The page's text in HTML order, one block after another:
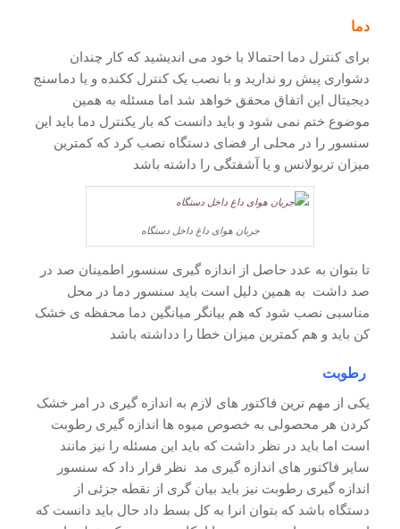
دما
برای کنترل دما احتمالا با خود می اندیشید که کار چندان
دشواری پیش رو ندارید و با نصب یک کنترل ککنده و یا دماسنج
دیجیتال این اتفاق محقق خواهد شد اما مسئله به همین
موضوع ختم نمی شود و باید دانست که بار یکنترل دما باید این
سنسور را در محلی ار فضای دستگاه نصب کرد که کمترین
میزان تربولانس و یا آشفتگی را داشته باشد
جریان هوای داغ داخل دستگاه
تا بتوان به عدد حاصل از اندازه گیری سنسور اطمینان صد در
صد داشت به همین دلیل است باید سنسور دما در محل
مناسبی نصب شود که هم بیانگر میانگین دما محفظه ی خشک
کن باید و هم کمترین میزان خطا را دداشته باشد
رطوبت
یکی از مهم ترین فاکتور های لازم به اندازه گیری در امر خشک
کردن هر محصولی به خصوص میوه ها اندازه گیری رطوبت
است اما باید در نظر داشت که باید این مسئله را نیز مانند
سایر فاکتور های اندازه گیری مد نظر قرار داد که سنسور
اندازه گیری رطوبت نیز باید بیان گری از نقطه جزئی از
دستگاه باشد که بتوان انرا به کل بسط داد حال باید دانست که